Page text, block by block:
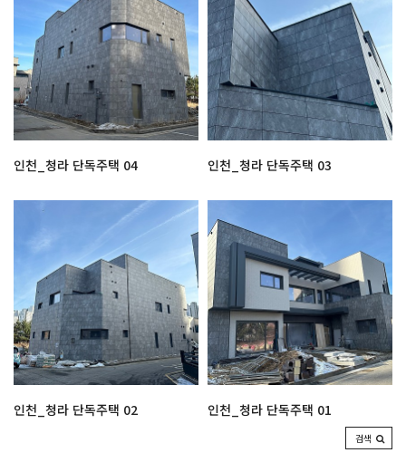
인천_청라 단독주택 04 인천_청라 단독주택 03
인천_청라 단독주택 02 인천_청라 단독주택 01
검색